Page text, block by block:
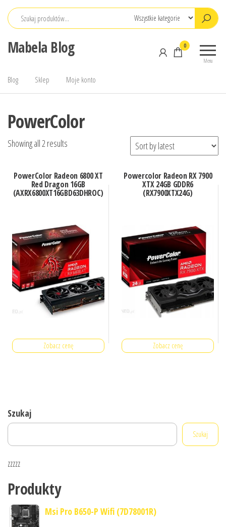
Przejdź
Mabela Blog
Menu
0
Blog Sklep Moje konto
PowerColor
Showing all 2 results
PowerColor Radeon 6800 XT
Red Dragon 16GB
(AXRX6800XT16GBD63DHROC)
Zobacz cenę
Powercolor Radeon RX 7900
XTX 24GB GDDR6
(RX7900XTX24G)
Zobacz cenę
Szukaj
Szukaj
zzzzz
Produkty
Msi Pro B650-P Wifi (7D78001R)